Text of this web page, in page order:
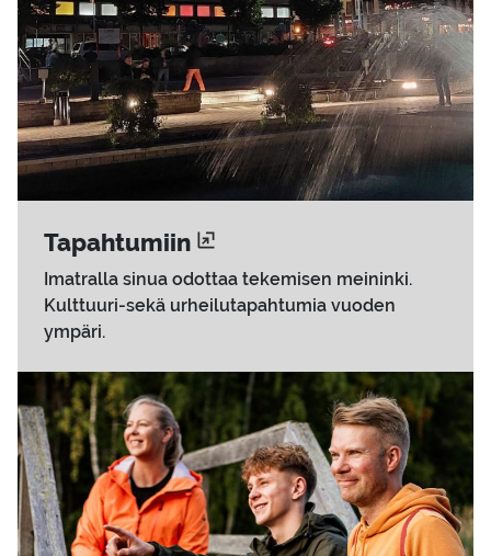
Ta­pah­tu­miin
Imatralla sinua odottaa tekemisen meininki.
Kulttuuri-sekä urheilutapahtumia vuoden
ympäri.